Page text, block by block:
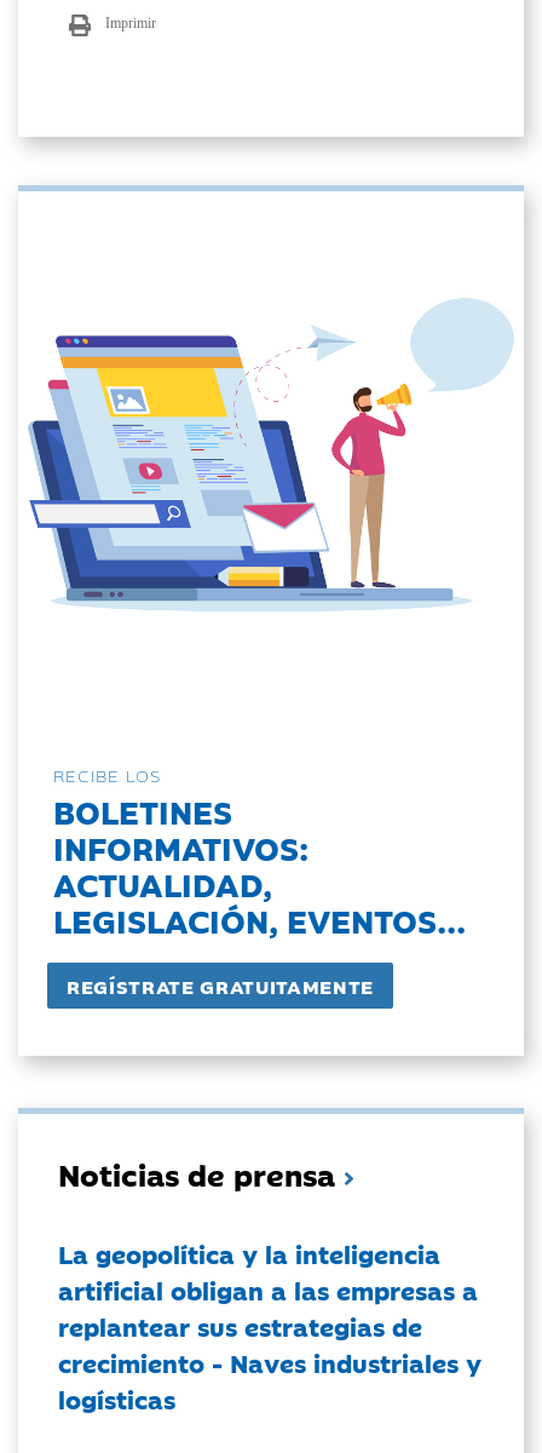
Imprimir
RECIBE LOS
BOLETINES
INFORMATIVOS:
ACTUALIDAD,
LEGISLACIÓN, EVENTOS...
Noticias de prensa
La geopolítica y la inteligencia
artificial obligan a las empresas a
replantear sus estrategias de
crecimiento - Naves industriales y
logísticas